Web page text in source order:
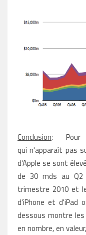
Conclusion: Pour
qui n'apparaît pas
d'Apple se sont
de 30 mds au Q2
trimestre 2010 et
d'iPhone et d'iPad
dessous montre
en nombre, en